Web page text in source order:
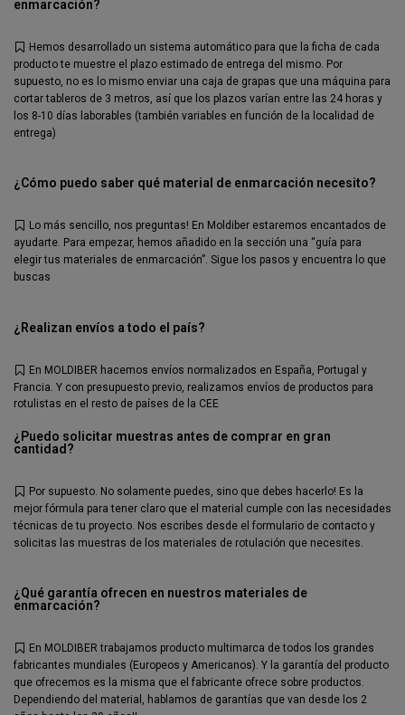
enmarcación?
Hemos desarrollado un sistema automático para que la ficha de cada
producto te muestre el plazo estimado de entrega del mismo. Por
supuesto, no es lo mismo enviar una caja de grapas que una máquina para
cortar tableros de 3 metros, así que los plazos varían entre las 24 horas y
los 8-10 días laborables (también variables en función de la localidad de
entrega)
¿Cómo puedo saber qué material de enmarcación necesito?
Lo más sencillo, nos preguntas! En Moldiber estaremos encantados de
ayudarte. Para empezar, hemos añadido en la sección una “guía para
elegir tus materiales de enmarcación”. Sigue los pasos y encuentra lo que
buscas
¿Realizan envíos a todo el país?
En MOLDIBER hacemos envíos normalizados en España, Portugal y
Francia. Y con presupuesto previo, realizamos envíos de productos para
rotulistas en el resto de países de la CEE
¿Puedo solicitar muestras antes de comprar en gran
cantidad?
Por supuesto. No solamente puedes, sino que debes hacerlo! Es la
mejor fórmula para tener claro que el material cumple con las necesidades
técnicas de tu proyecto. Nos escribes desde el formulario de contacto y
solicitas las muestras de los materiales de rotulación que necesites.
¿Qué garantía ofrecen en nuestros materiales de
enmarcación?
En MOLDIBER trabajamos producto multimarca de todos los grandes
fabricantes mundiales (Europeos y Americanos). Y la garantía del producto
que ofrecemos es la misma que el fabricante ofrece sobre productos.
Dependiendo del material, hablamos de garantías que van desde los 2